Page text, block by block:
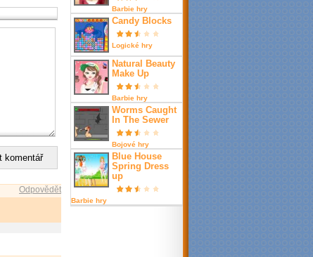
Odpovědět
Barbie hry
Candy Blocks
Logické hry
Natural Beauty
Make Up
Barbie hry
Worms Caught
In The Sewer
Bojové hry
Blue House
Spring Dress
up
Barbie hry